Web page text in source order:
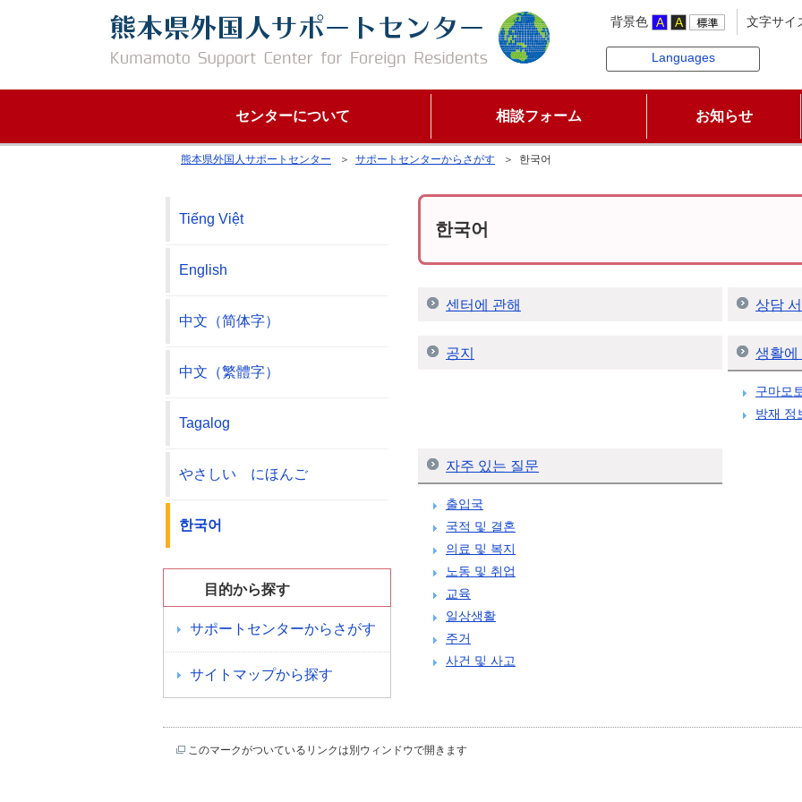
背景色 文字サイ
Languages
センターについて 相談フォーム お知らせ
熊本県外国人サポートセンター ＞ サポートセンターからさがす ＞ 한국어
한국어
센터에 관해 상담
공지 생활에
구마모
방재 정
자주 있는 질문
출입국
국적 및 결혼
의료 및 복지
노동 및 취업
교육
일상생활
주거
사건 및 사고
Tiếng Việt
English
中文（简体字）
中文（繁體字）
Tagalog
やさしい にほんご
한국어
目的から探す
サポートセンターからさがす
サイトマップから探す
このマークがついているリンクは別ウィンドウで開きます